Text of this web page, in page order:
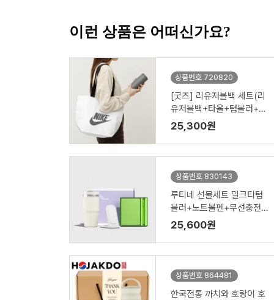
이런 상품은 어떠신가요?
상품번호 720820
[굿즈] 리유저블백 세트(리
유저블백+타올+텀블러+공
기청정기)
25,300원
상품번호 830143
루티네 선물세트 밀크티텀
블러+노트볼펜+무선충전
기
25,600원
상품번호 864481
한국전통 까치와 호랑이 호